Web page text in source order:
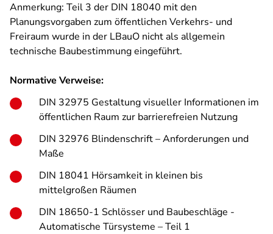
Anmerkung: Teil 3 der DIN 18040 mit den
Planungsvorgaben zum öffentlichen Verkehrs- und
Freiraum wurde in der LBauO nicht als allgemein
technische Baubestimmung eingeführt.
Normative Verweise:
DIN 32975 Gestaltung visueller Informationen im
öffentlichen Raum zur barrierefreien Nutzung
DIN 32976 Blindenschrift – Anforderungen und
Maße
DIN 18041 Hörsamkeit in kleinen bis
mittelgroßen Räumen
DIN 18650-1 Schlösser und Baubeschläge -
Automatische Türsysteme – Teil 1